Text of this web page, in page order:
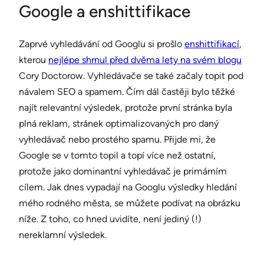
Google a enshittifikace
Zaprvé vyhledávání od Googlu si prošlo enshittifikací,
kterou nejlépe shrnul před dvěma lety na svém blogu
Cory Doctorow. Vyhledávače se také začaly topit pod
návalem SEO a spamem. Čím dál častěji bylo těžké
najít relevantní výsledek, protože první stránka byla
plná reklam, stránek optimalizovaných pro daný
vyhledávač nebo prostého spamu. Přijde mi, že
Google se v tomto topil a topí více než ostatní,
protože jako dominantní vyhledávač je primárním
cílem. Jak dnes vypadají na Googlu výsledky hledání
mého rodného města, se můžete podívat na obrázku
níže. Z toho, co hned uvidíte, není jediný (!)
nereklamní výsledek.